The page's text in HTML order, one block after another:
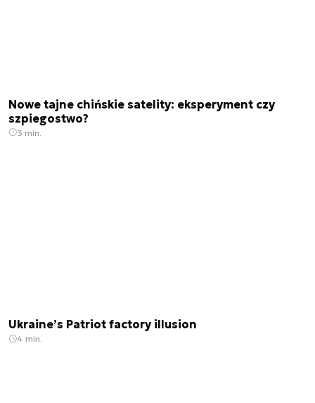
Nowe tajne chińskie satelity: eksperyment czy
szpiegostwo?
3 min.
Ukraine’s Patriot factory illusion
4 min.